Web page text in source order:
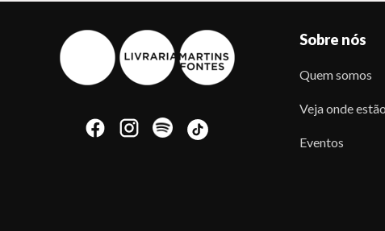
Sobre nós
Quem somos
Veja onde
Eventos